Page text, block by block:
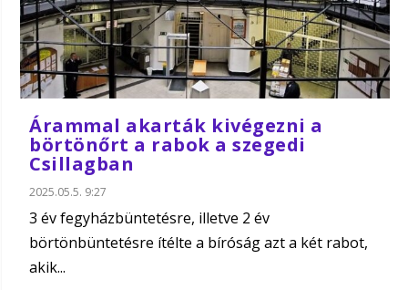
Árammal akarták kivégezni a
börtönőrt a rabok a szegedi
Csillagban
2025.05.5. 9:27
3 év fegyházbüntetésre, illetve 2 év
börtönbüntetésre ítélte a bíróság azt a két rabot,
akik...